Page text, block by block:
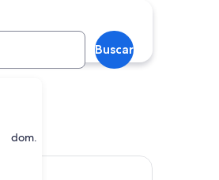
sábado
dom.
Buscar